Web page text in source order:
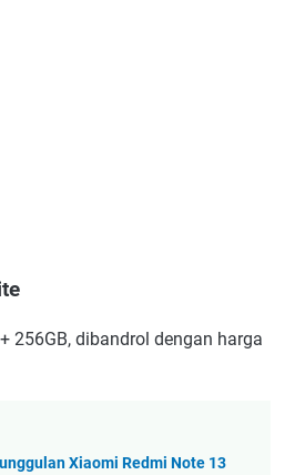
256GB, dibandrol dengan harga
Xiaomi Redmi Note 13